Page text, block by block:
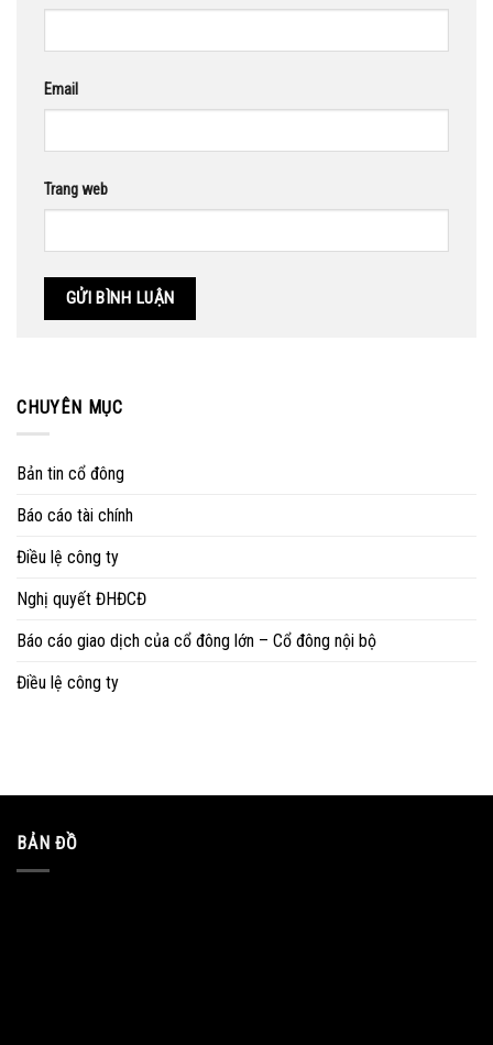
Email
Trang web
CHUYÊN MỤC
Bản tin cổ đông
Báo cáo tài chính
Điều lệ công ty
Nghị quyết ĐHĐCĐ
Báo cáo giao dịch của cổ đông lớn – Cổ đông nội bộ
Điều lệ công ty
BẢN ĐỒ